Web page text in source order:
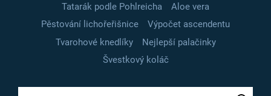
Tatarák podle Pohlreicha
Aloe vera
Pěstování lichořeřišnice
Výpočet ascendentu
Tvarohové knedlíky
Nejlepší palačinky
Švestkový koláč